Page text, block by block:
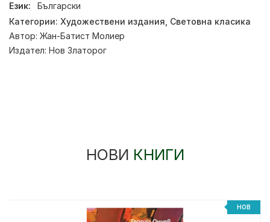
Език:
Български
Категории: Художествени издания Световна класика
Автор: Жан-Батист Молиер
Издател: Нов Златорог
НОВИ КНИГИ
НОВ